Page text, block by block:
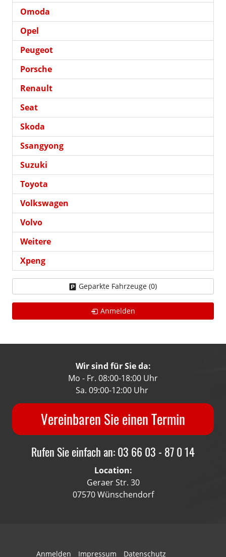
Omoda
Opel
Peugeot
Porsche
Renault
Seat
Skoda
Ssangyong
Suzuki
Toyota
Volkswagen
Volvo
Weitere
Xpeng
Geparkte Fahrzeuge (0)
Anmelden
Wir sind für Sie da:
Mo - Fr. 08:00-18:00 Uhr
Sa. 09:00-12:00 Uhr
Vereinbaren Sie einen Termin
Rufen Sie einfach an: 03 66 03 - 87 0 14
Location:
Geraer Str. 30
07570 Wünschendorf
Anmelden Impressum Datenschutz